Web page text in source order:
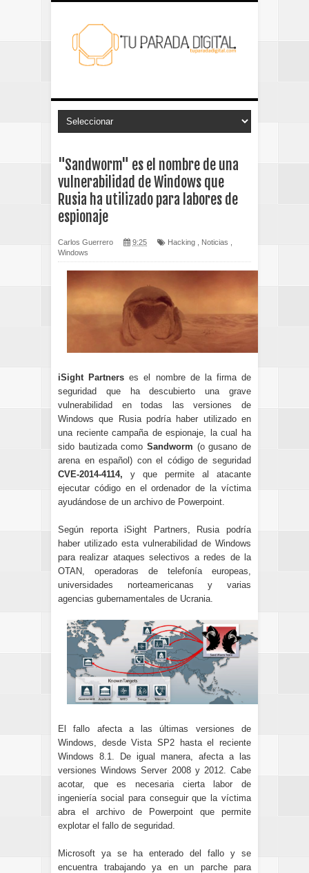
"Sandworm" es el nombre de una
vulnerabilidad de Windows que
Rusia ha utilizado para labores de
espionaje
Carlos Guerrero 9:25 Hacking Noticias
Windows
iSight Partners es el nombre de la firma de
seguridad que ha descubierto una grave
vulnerabilidad en todas las versiones de
Windows que Rusia podría haber utilizado en
una reciente campaña de espionaje, la cual ha
sido bautizada como Sandworm (o gusano de
arena en español) con el código de seguridad
CVE-2014-4114, y que permite al atacante
ejecutar código en el ordenador de la víctima
ayudándose de un archivo de Powerpoint.
Según reporta iSight Partners, Rusia podría
haber utilizado esta vulnerabilidad de Windows
para realizar ataques selectivos a redes de la
OTAN, operadoras de telefonía europeas,
universidades norteamericanas y varias
agencias gubernamentales de Ucrania.
El fallo afecta a las últimas versiones de
Windows, desde Vista SP2 hasta el reciente
Windows 8.1. De igual manera, afecta a las
versiones Windows Server 2008 y 2012. Cabe
acotar, que es necesaria cierta labor de
ingeniería social para conseguir que la víctima
abra el archivo de Powerpoint que permite
explotar el fallo de seguridad.
Microsoft ya se ha enterado del fallo y se
encuentra trabajando ya en un parche para